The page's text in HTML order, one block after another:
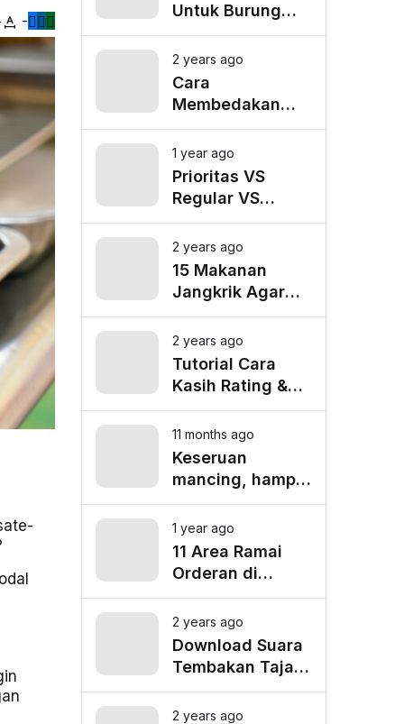
-
Untuk Burung
Cucak Ranting
Agar Gacor
2 years ago
Cara
Membedakan
Cucak Ranting
Jantan Dan
Betina
1 year ago
Prioritas VS
Regular VS
Pooling
Lalamove, Mana
yang Paling
Cocok untuk
Kebutuhan
2 years ago
15 Makanan
Jangkrik Agar
Burung Kicau
Tampil Maksimal
2 years ago
Tutorial Cara
Kasih Rating &
Tip untuk Driver
Lalamove Ride
11 months ago
Keseruan
mancing, hampir
tenggelam gara-
gara belut besar
1 year ago
11 Area Ramai
Orderan di
Depok, Cek
Lokasi Favorit
untuk Mangkal
Driver Online
2 years ago
Download Suara
Tembakan Tajam
Burung Siri Siri
Gacor Mp3
2 years ago